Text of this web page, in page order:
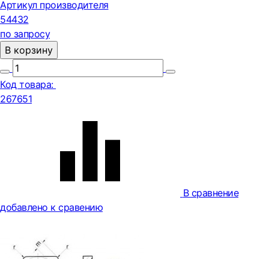
Артикул производителя
54432
по запросу
В корзину
Код товара:
267651
В сравнение
добавлено к сравению